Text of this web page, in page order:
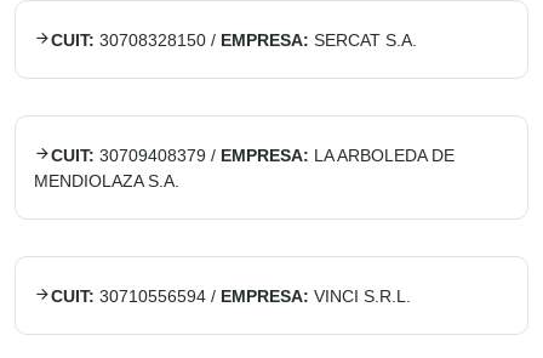
CUIT: 30708328150 / EMPRESA: SERCAT S.A.
CUIT: 30709408379 / EMPRESA: LA ARBOLEDA DE
MENDIOLAZA S.A.
CUIT: 30710556594 / EMPRESA: VINCI S.R.L.